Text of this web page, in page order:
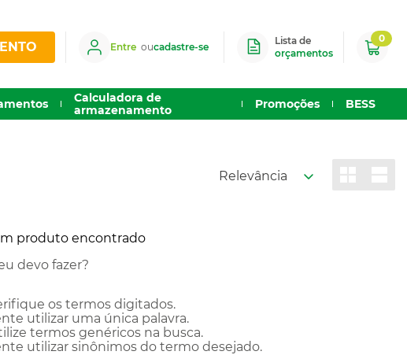
Entre oucadastre-se
Lista de
orçamentos
0
Calculadora de
armazenamento
Promoções BESS
Relevância
produto encontrado
devo fazer?
os termos digitados.
utilizar uma única palavra.
termos genéricos na busca.
utilizar sinônimos do termo desejado.